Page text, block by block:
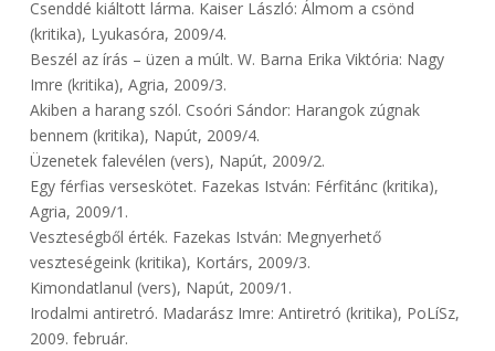
Csenddé kiáltott lárma. Kaiser László: Álmom a csönd
(kritika), Lyukasóra, 2009/4.
Beszél az írás – üzen a múlt. W. Barna Erika Viktória: Nagy
Imre (kritika), Agria, 2009/3.
Akiben a harang szól. Csoóri Sándor: Harangok zúgnak
bennem (kritika), Napút, 2009/4.
Üzenetek falevélen (vers), Napút, 2009/2.
Egy férfias verseskötet. Fazekas István: Férfitánc (kritika),
Agria, 2009/1.
Veszteségből érték. Fazekas István: Megnyerhető
veszteségeink (kritika), Kortárs, 2009/3.
Kimondatlanul (vers), Napút, 2009/1.
Irodalmi antiretró. Madarász Imre: Antiretró (kritika), PoLíSz,
2009. február.